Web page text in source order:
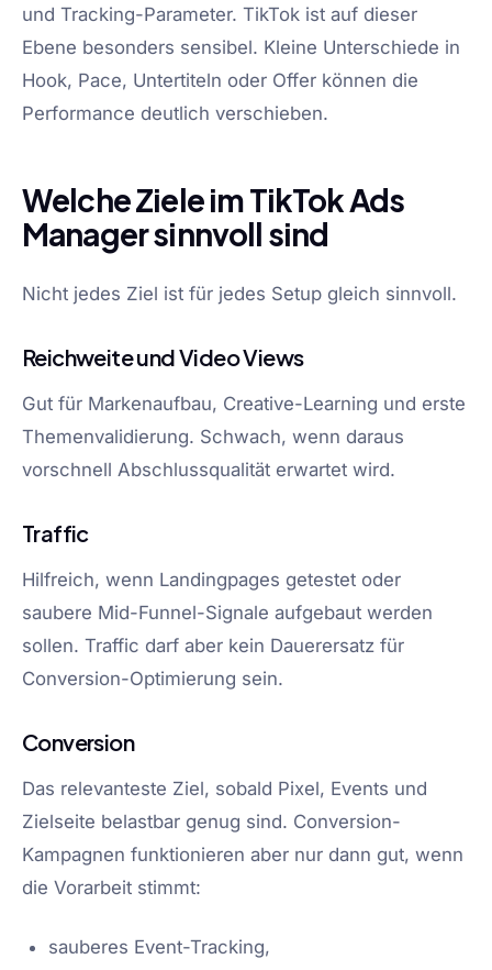
und Tracking-Parameter. TikTok ist auf dieser
Ebene besonders sensibel. Kleine Unterschiede in
Hook, Pace, Untertiteln oder Offer können die
Performance deutlich verschieben.
Welche Ziele im TikTok Ads
Manager sinnvoll sind
Nicht jedes Ziel ist für jedes Setup gleich sinnvoll.
Reichweite und Video Views
Gut für Markenaufbau, Creative-Learning und erste
Themenvalidierung. Schwach, wenn daraus
vorschnell Abschlussqualität erwartet wird.
Traffic
Hilfreich, wenn Landingpages getestet oder
saubere Mid-Funnel-Signale aufgebaut werden
sollen. Traffic darf aber kein Dauerersatz für
Conversion-Optimierung sein.
Conversion
Das relevanteste Ziel, sobald Pixel, Events und
Zielseite belastbar genug sind. Conversion-
Kampagnen funktionieren aber nur dann gut, wenn
die Vorarbeit stimmt:
sauberes Event-Tracking,